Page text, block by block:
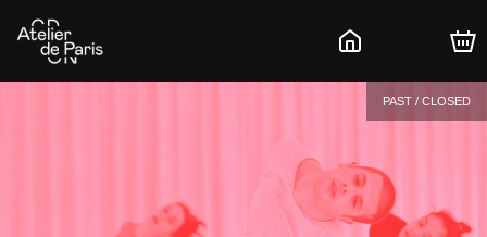
PAST / CLOSED